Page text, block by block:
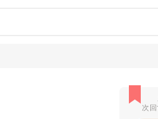
次